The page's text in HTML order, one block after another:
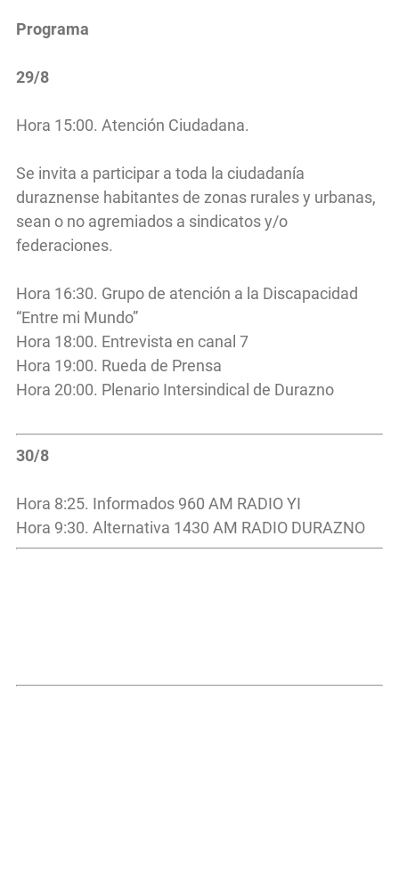
Programa
29/8
Hora 15:00. Atención Ciudadana.
Se invita a participar a toda la ciudadanía
duraznense habitantes de zonas rurales y urbanas,
sean o no agremiados a sindicatos y/o
federaciones.
Hora 16:30. Grupo de atención a la Discapacidad
“Entre mi Mundo”
Hora 18:00. Entrevista en canal 7
Hora 19:00. Rueda de Prensa
Hora 20:00. Plenario Intersindical de Durazno
30/8
Hora 8:25. Informados 960 AM RADIO YI
Hora 9:30. Alternativa 1430 AM RADIO DURAZNO